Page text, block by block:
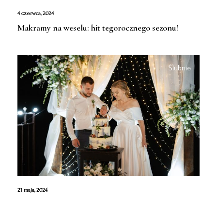
4 czerwca, 2024
Makramy na weselu: hit tegorocznego sezonu!
Ślubnie
21 maja, 2024